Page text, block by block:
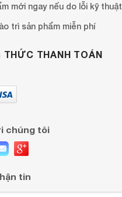
mới ngay nếu do lỗi kỹ thuật
trì sản phẩm miễn phí
THỨC THANH TOÁN
chúng tôi
tin